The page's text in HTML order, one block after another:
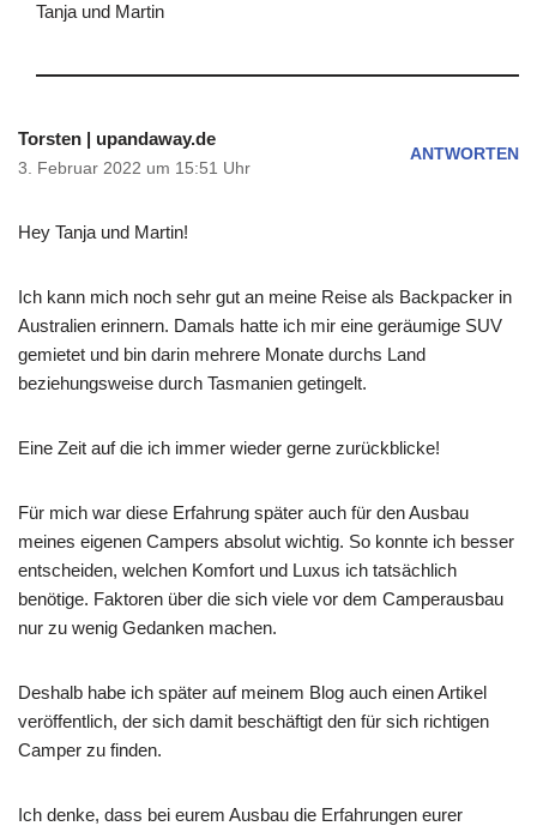
Tanja und Martin
Torsten | upandaway.de
3. Februar 2022 um 15:51 Uhr
ANTWORTEN
Hey Tanja und Martin!
Ich kann mich noch sehr gut an meine Reise als Backpacker in
Australien erinnern. Damals hatte ich mir eine geräumige SUV
gemietet und bin darin mehrere Monate durchs Land
beziehungsweise durch Tasmanien getingelt.
Eine Zeit auf die ich immer wieder gerne zurückblicke!
Für mich war diese Erfahrung später auch für den Ausbau
meines eigenen Campers absolut wichtig. So konnte ich besser
entscheiden, welchen Komfort und Luxus ich tatsächlich
benötige. Faktoren über die sich viele vor dem Camperausbau
nur zu wenig Gedanken machen.
Deshalb habe ich später auf meinem Blog auch einen Artikel
veröffentlich, der sich damit beschäftigt den für sich richtigen
Camper zu finden.
Ich denke, dass bei eurem Ausbau die Erfahrungen eurer